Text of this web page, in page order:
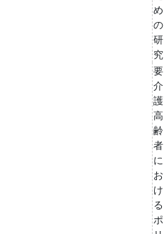
め
の
研
究
要
介
護
高
齢
者
に
お
け
る
ポ